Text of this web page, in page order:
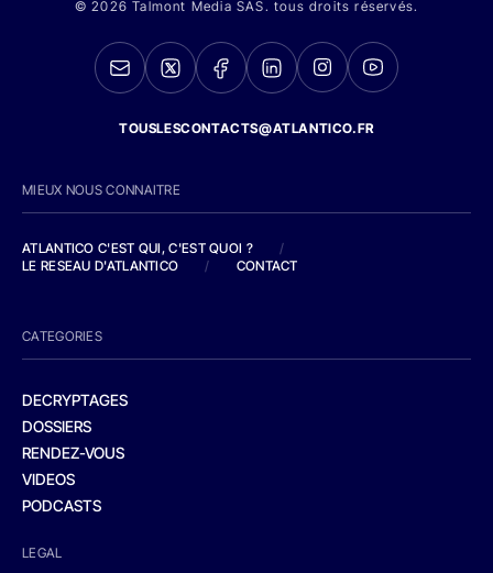
© 2026 Talmont Media SAS. tous droits réservés.
TOUSLESCONTACTS@ATLANTICO.FR
MIEUX NOUS CONNAITRE
ATLANTICO C'EST QUI, C'EST QUOI ?
/
LE RESEAU D'ATLANTICO
/ CONTACT
CATEGORIES
DECRYPTAGES
DOSSIERS
RENDEZ-VOUS
VIDEOS
PODCASTS
LEGAL